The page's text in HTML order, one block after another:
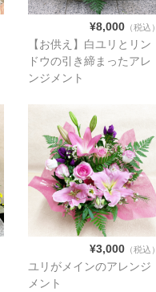
¥8,000 （税込）
【お供え】白ユリとリン
ドウの引き締まったアレ
ンジメント
¥3,000 （税込）
ユリがメインのアレンジ
メント